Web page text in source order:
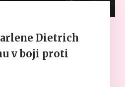
Dietrich
v boji proti